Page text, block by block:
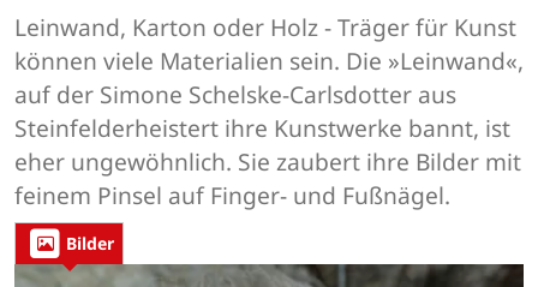
Leinwand, Karton oder Holz - Träger für Kunst
können viele Materialien sein. Die »Leinwand«,
auf der Simone Schelske-Carlsdotter aus
Steinfelderheistert ihre Kunstwerke bannt, ist
eher ungewöhnlich. Sie zaubert ihre Bilder mit
feinem Pinsel auf Finger- und Fußnägel.
Bilder